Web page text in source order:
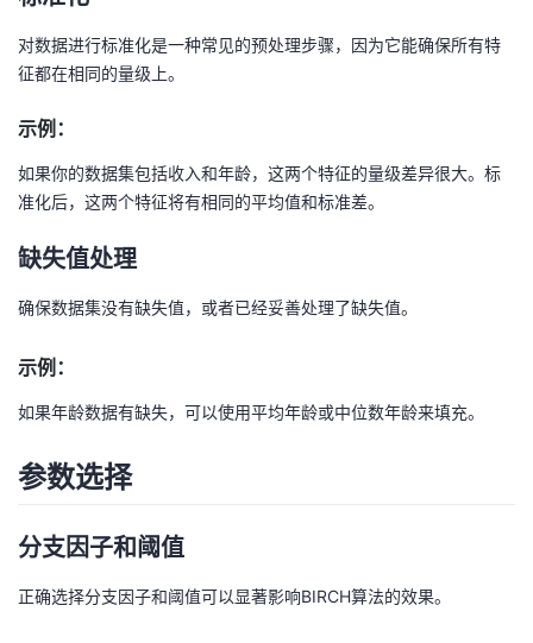
对数据进行标准化是一种常见的预处理步骤，因为它能确保所有特
征都在相同的量级上。
示例：
如果你的数据集包括收入和年龄，这两个特征的量级差异很大。标
准化后，这两个特征将有相同的平均值和标准差。
缺失值处理
确保数据集没有缺失值，或者已经妥善处理了缺失值。
示例：
如果年龄数据有缺失，可以使用平均年龄或中位数年龄来填充。
参数选择
分支因子和阈值
正确选择分支因子和阈值可以显著影响BIRCH算法的效果。